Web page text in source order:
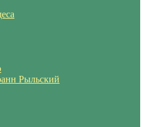
Рыльский